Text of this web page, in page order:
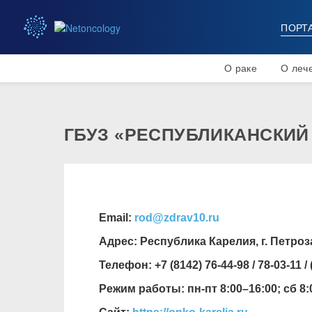
О раке О
ГБУЗ
Email: rod@zdrav10.ru
Адрес: Республика Карелия, г.
Телефон: +7 (8142) 76-44-98 / 78-03-11 /
Режим работы: пн-пт 8:00–16:00; сб